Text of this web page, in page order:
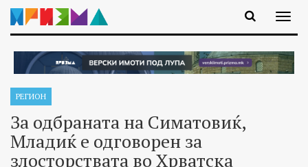
РЕГИОН
За одбраната на Симатовиќ,
Младиќ е одговорен за
злосторствата во Хрватска